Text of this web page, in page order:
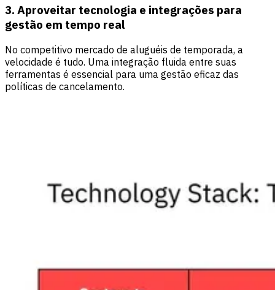
3. Aproveitar tecnologia e integrações para
gestão em tempo real
No competitivo mercado de aluguéis de temporada, a
velocidade é tudo. Uma integração fluida entre suas
ferramentas é essencial para uma gestão eficaz das
políticas de cancelamento.